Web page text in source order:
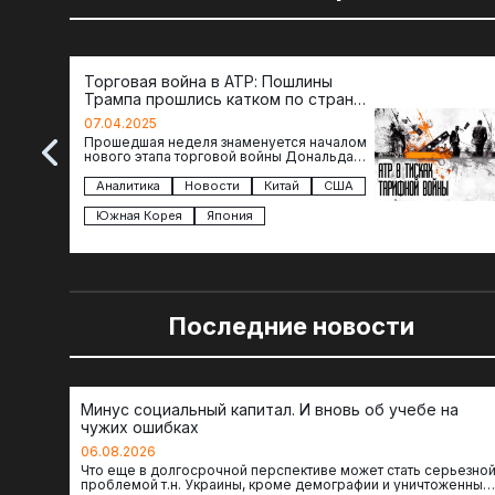
Торговая война в АТР: Пошлины
Трампа прошлись катком по странам
региона
07.04.2025
Прошедшая неделя знаменуется началом
нового этапа торговой войны Дональда
импорта из более 100 стран…
Аналитика Новости Китай
США
Южная Корея
Япония
Последние новости
Минус социальный капитал. И вновь об учебе на
чужих ошибках
06.08.2026
Что еще в долгосрочной перспективе может стать серьезной
проблемой т.н. Украины, кроме демографии и уничтоженных